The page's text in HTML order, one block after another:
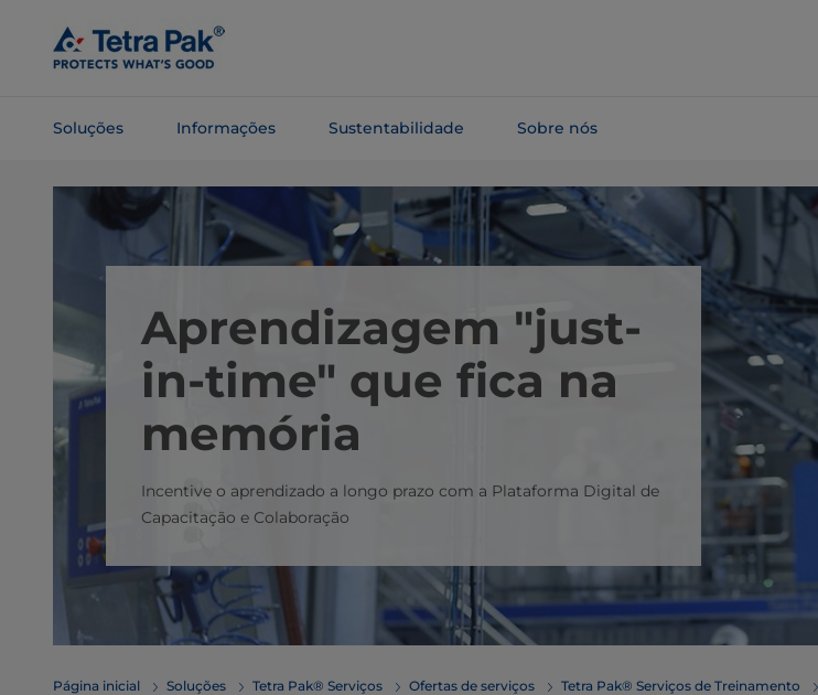
para o
conteúdo
Soluções Informações Sustentabilidade Sobre nós
navegação
Aprendizagem "just-
in-time" que fica na
memória
Incentive o aprendizado a longo prazo com a Plataforma Digital de
Capacitação e Colaboração
Página inicial Soluções Tetra Pak® Serviços Ofertas de serviços Tetra Pak® Serviços de Treinamento